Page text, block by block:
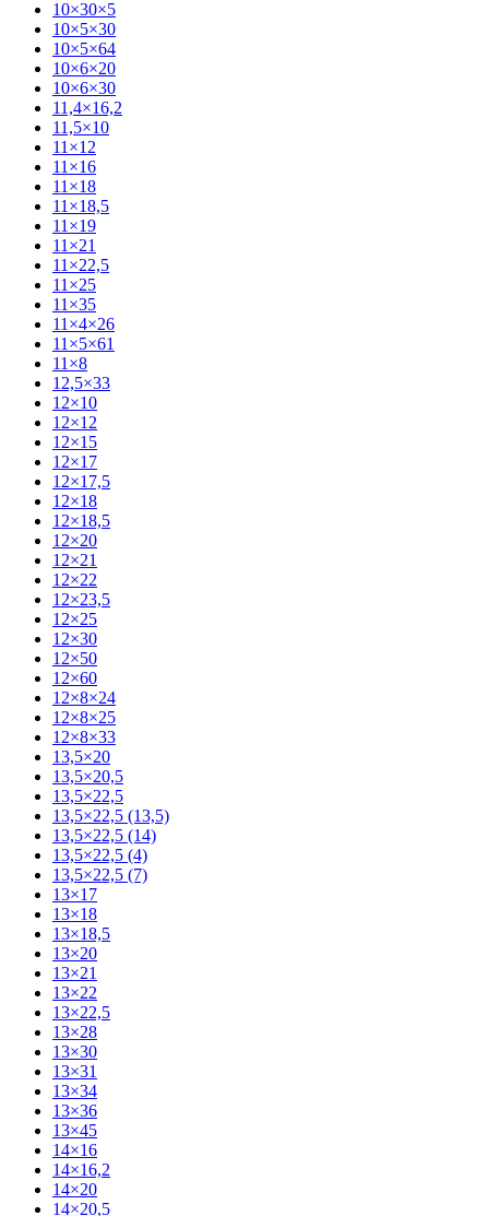
10×30×5
10×5×30
10×5×64
10×6×20
10×6×30
11,4×16,2
11,5×10
11×12
11×16
11×18
11×18,5
11×19
11×21
11×22,5
11×25
11×35
11×4×26
11×5×61
11×8
12,5×33
12×10
12×12
12×15
12×17
12×17,5
12×18
12×18,5
12×20
12×21
12×22
12×23,5
12×25
12×30
12×50
12×60
12×8×24
12×8×25
12×8×33
13,5×20
13,5×20,5
13,5×22,5
13,5×22,5 (13,5)
13,5×22,5 (14)
13,5×22,5 (4)
13,5×22,5 (7)
13×17
13×18
13×18,5
13×20
13×21
13×22
13×22,5
13×28
13×30
13×31
13×34
13×36
13×45
14×16
14×16,2
14×20
14×20,5